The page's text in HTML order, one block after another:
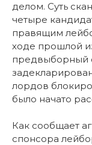
делом. Суть
четыре
правящим
ходе прошлой
предвыборный
лордов
было начато
Как сообщает
спонсора